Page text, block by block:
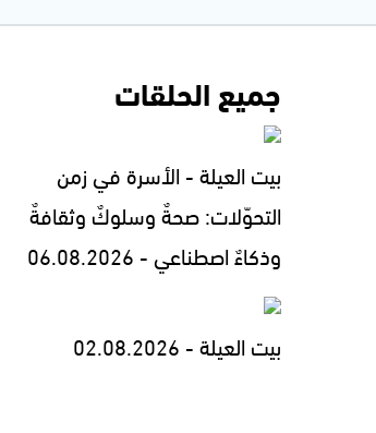
جميع الحلقات
بيت العيلة - الأسرة في زمن
التحوّلات: صحةٌ وسلوكٌ وثقافةٌ
وذكاءٌ اصطناعي - 06.08.2026
بيت العيلة - 02.08.2026